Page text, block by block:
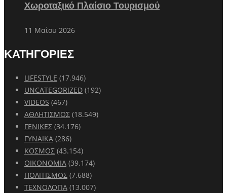
Χωροταξικό Πλαίσιο Τουρισμού
11 Μαΐου 2026
ΚΑΤΗΓΟΡΙΕΣ
LIFESTYLE (17.946)
UNCATEGORIZED (192)
VIDEOS (467)
ΑΘΛΗΤΙΣΜΟΣ (18.549)
ΓΕΝΙΚΕΣ (34.176)
ΓΥΝΑΙΚΑ (286)
ΚΟΣΜΟΣ (43.154)
ΟΙΚΟΝΟΜΙΑ (39.174)
ΠΟΛΙΤΙΣΜΟΣ (7.688)
ΤΕΧΝΟΛΟΓΙΑ (13.007)